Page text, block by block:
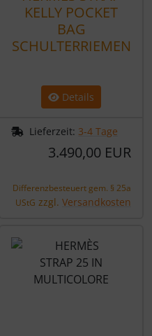
KELLY POCKET
BAG
SCHULTERRIEMEN
Details
Lieferzeit: 3-4 Tage
3.490,00 EUR
Differenzbesteuert gem. § 25a
UStG zzgl. Versandkosten